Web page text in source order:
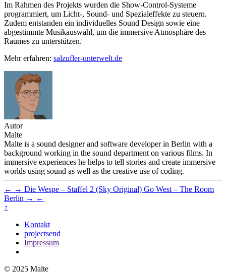
Im Rahmen des Projekts wurden die Show-Control-Systeme
programmiert, um Licht-, Sound- und Spezialeffekte zu steuern.
Zudem entstanden ein individuelles Sound Design sowie eine
abgestimmte Musikauswahl, um die immersive Atmosphäre des
Raumes zu unterstützen.
Mehr erfahren: salzufler-unterwelt.de
Autor
Malte
Malte is a sound designer and software developer in Berlin with a
background working in the sound department on various films. In
immersive experiences he helps to tell stories and create immersive
worlds using sound as well as the creative use of coding.
← → Die Wespe – Staffel 2 (Sky Original) Go West – The Room
Berlin → ←
↑
Kontakt
projectsend
Impressum
© 2025 Malte